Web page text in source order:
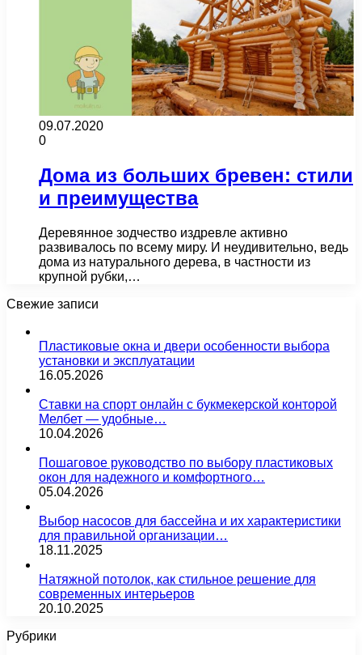
09.07.2020
0
Дома из больших бревен: стили
и преимущества
Деревянное зодчество издревле активно
развивалось по всему миру. И неудивительно, ведь
дома из натурального дерева, в частности из
крупной рубки,…
Свежие записи
Пластиковые окна и двери особенности выбора
установки и эксплуатации
16.05.2026
Ставки на спорт онлайн с букмекерской конторой
Мелбет — удобные…
10.04.2026
Пошаговое руководство по выбору пластиковых
окон для надежного и комфортного…
05.04.2026
Выбор насосов для бассейна и их характеристики
для правильной организации…
18.11.2025
Натяжной потолок, как стильное решение для
современных интерьеров
20.10.2025
Рубрики